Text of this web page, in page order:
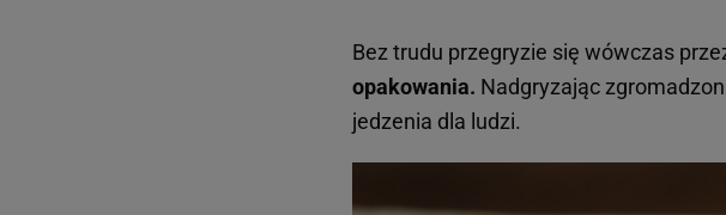
Bez trudu przegryzie się wówczas
opakowania. Nadgryzając
jedzenia dla ludzi.